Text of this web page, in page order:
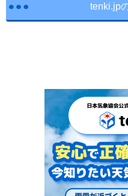
tenki.jp